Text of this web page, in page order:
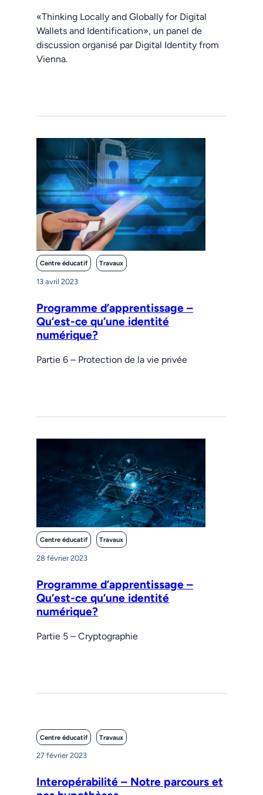
«Thinking Locally and Globally for Digital
Wallets and Identification», un panel de
discussion organisé par Digital Identity from
Vienna.
Centre éducatif Travaux
13 avril 2023
Programme d’apprentissage –
Qu’est-ce qu’une identité
numérique?
Partie 6 – Protection de la vie privée
Centre éducatif Travaux
28 février 2023
Programme d’apprentissage –
Qu’est-ce qu’une identité
numérique?
Partie 5 – Cryptographie
Centre éducatif Travaux
27 février 2023
Interopérabilité – Notre parcours et